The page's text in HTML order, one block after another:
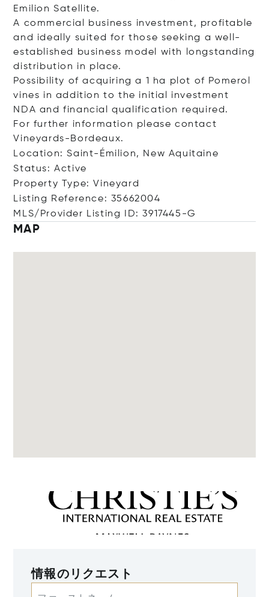
Emilion Satellite.
A commercial business investment, profitable
and ideally suited for those seeking a well-
established business model with longstanding
distribution in place.
Possibility of acquiring a 1 ha plot of Pomerol
vines in addition to the initial investment
NDA and financial qualification required.
For further information please contact
Vineyards-Bordeaux.
Location: Saint-Émilion, New Aquitaine
Status: Active
Property Type: Vineyard
Listing Reference: 35662004
MLS/Provider Listing ID: 3917445-G
MAP
情報のリクエスト